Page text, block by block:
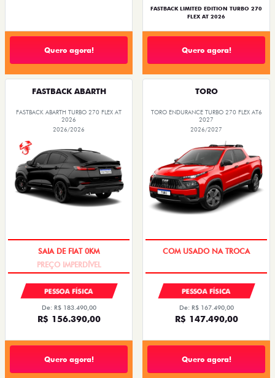
Quero agora!
FASTBACK LIMITED EDITION TURBO 270
FLEX AT 2026
Quero agora!
FASTBACK ABARTH
FASTBACK ABARTH TURBO 270 FLEX AT
2026
2026/2026
PREÇO IMPERDÍVEL
PESSOA FÍSICA
De: R$ 183.490,00
R$ 156.390,00
Quero agora!
TORO
TORO ENDURANCE TURBO 270 FLEX AT6
2027
2026/2027
OPORTUNIDADE
PESSOA FÍSICA
De: R$ 167.490,00
R$ 147.490,00
Quero agora!